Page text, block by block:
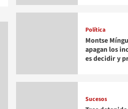
Política
Montse
apagan los
es decidir y
Sucesos